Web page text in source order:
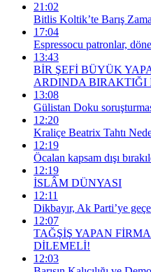
21:02
Bitlis Koltik’te Barış
17:04
Espressocu patronlar,
13:43
BİR ŞEFİ BÜYÜK
ARDINDA BIRAKTIĞI
13:08
Gülistan Doku
12:20
Kraliçe Beatrix Tahtı
12:19
Öcalan kapsam dışı
12:19
İSLÂM DÜNYASI
12:11
Dikbayır, Ak Parti’ye
12:07
TAĞŞİŞ YAPAN
DİLEMELİ!
12:03